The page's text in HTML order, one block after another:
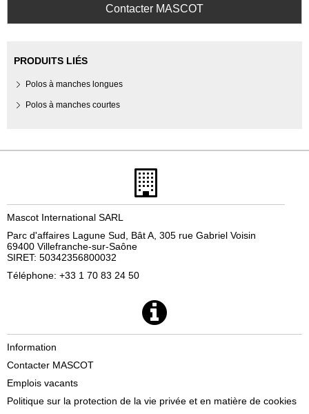
Contacter MASCOT
PRODUITS LIÉS
Polos à manches longues
Polos à manches courtes
Mascot International SARL
Parc d'affaires Lagune Sud, Bât A, 305 rue Gabriel Voisin
69400 Villefranche-sur-Saône
SIRET: 50342356800032
Téléphone: +33 1 70 83 24 50
Information
Contacter MASCOT
Emplois vacants
Politique sur la protection de la vie privée et en matière de cookies